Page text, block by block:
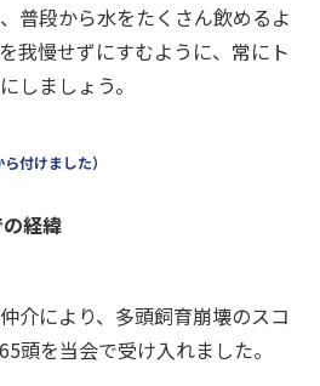
普段から水をたくさん飲めるよ
我慢せずにすむように、常にト
しましょう。
付けました）
経緯
介により、多頭飼育崩壊のスコ
頭を当会で受け入れました。